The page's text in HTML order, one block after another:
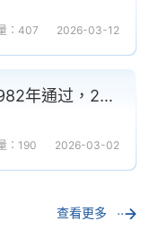
：407 2026-03-12
《中华人民共和国商标法》（1982年通过，2019年第四次修正）
：190 2026-03-02
查看更多